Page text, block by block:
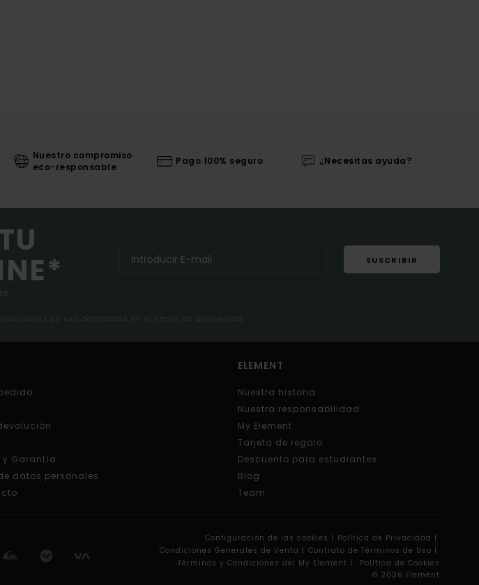
Nuestro compromiso
eco-responsable
Pago 100% seguro ¿Necesitas ayuda?
SUSCRIBIR
de uso detalladas en el email de bienvenida
y Garantía
datos personales
ELEMENT
Nuestra historia
Nuestra responsabilidad
My Element
Tarjeta de regalo
Descuento para estudiantes
Blog
Team
Configuración de las cookies | Política de Privacidad |
Condiciones Generales de Venta | Contrato de Términos de Uso |
Términos y Condiciones del My Element |
Política de Cookies
© 2026 Element